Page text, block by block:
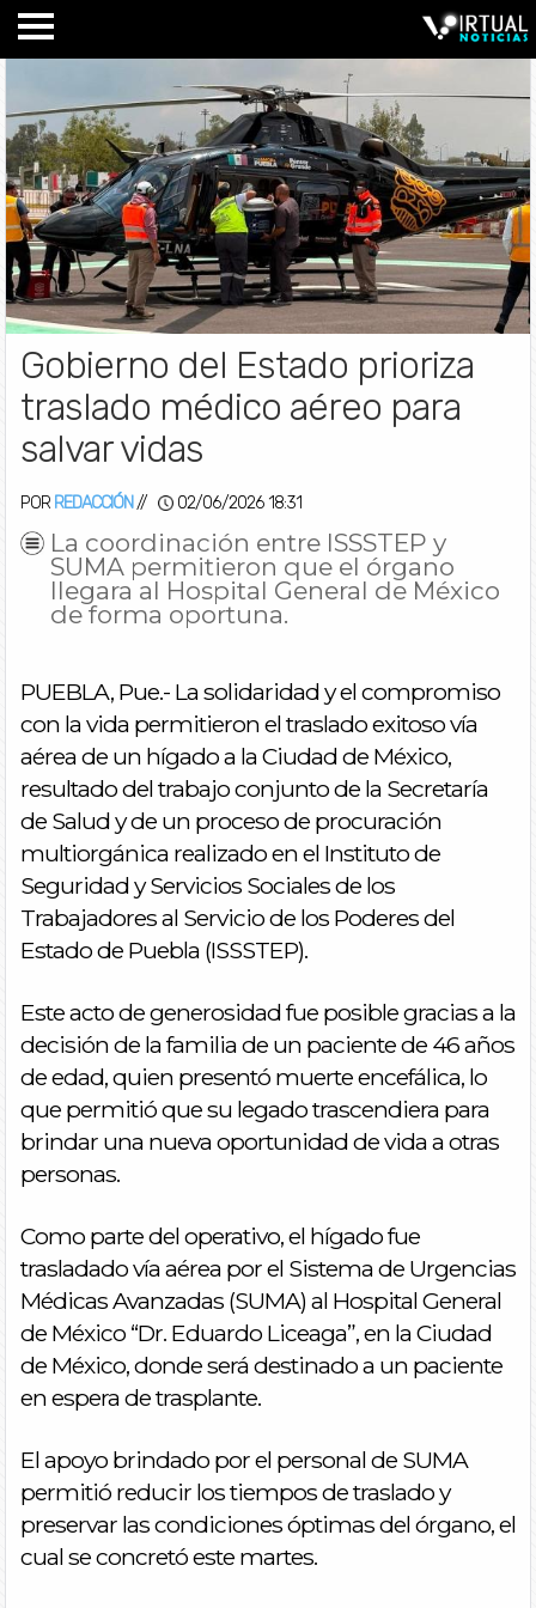
Gobierno del Estado prioriza
traslado médico aéreo para
salvar vidas
POR REDACCIÓN // 02/06/2026 18:31
La coordinación entre ISSSTEP y
SUMA permitieron que el órgano
llegara al Hospital General de México
de forma oportuna.
PUEBLA, Pue.- La solidaridad y el compromiso
con la vida permitieron el traslado exitoso vía
aérea de un hígado a la Ciudad de México,
resultado del trabajo conjunto de la Secretaría
de Salud y de un proceso de procuración
multiorgánica realizado en el Instituto de
Seguridad y Servicios Sociales de los
Trabajadores al Servicio de los Poderes del
Estado de Puebla (ISSSTEP).
Este acto de generosidad fue posible gracias a la
decisión de la familia de un paciente de 46 años
de edad, quien presentó muerte encefálica, lo
que permitió que su legado trascendiera para
brindar una nueva oportunidad de vida a otras
personas.
Como parte del operativo, el hígado fue
trasladado vía aérea por el Sistema de Urgencias
Médicas Avanzadas (SUMA) al Hospital General
de México “Dr. Eduardo Liceaga”, en la Ciudad
de México, donde será destinado a un paciente
en espera de trasplante.
El apoyo brindado por el personal de SUMA
permitió reducir los tiempos de traslado y
preservar las condiciones óptimas del órgano, el
cual se concretó este martes.